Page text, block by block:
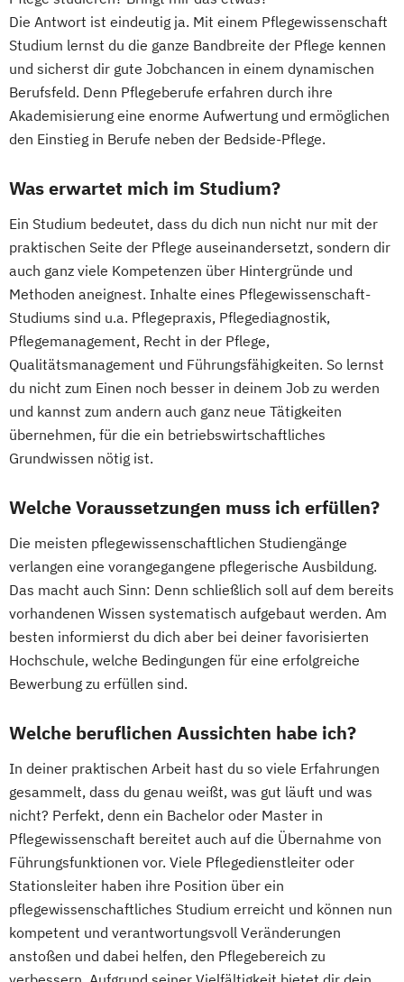
Die Antwort ist eindeutig ja. Mit einem Pflegewissenschaft
Studium lernst du die ganze Bandbreite der Pflege kennen
und sicherst dir gute Jobchancen in einem dynamischen
Berufsfeld. Denn Pflegeberufe erfahren durch ihre
Akademisierung eine enorme Aufwertung und ermöglichen
den Einstieg in Berufe neben der Bedside-Pflege.
Was erwartet mich im Studium?
Ein Studium bedeutet, dass du dich nun nicht nur mit der
praktischen Seite der Pflege auseinandersetzt, sondern dir
auch ganz viele Kompetenzen über Hintergründe und
Methoden aneignest. Inhalte eines Pflegewissenschaft-
Studiums sind u.a. Pflegepraxis, Pflegediagnostik,
Pflegemanagement, Recht in der Pflege,
Qualitätsmanagement und Führungsfähigkeiten. So lernst
du nicht zum Einen noch besser in deinem Job zu werden
und kannst zum andern auch ganz neue Tätigkeiten
übernehmen, für die ein betriebswirtschaftliches
Grundwissen nötig ist.
Welche Voraussetzungen muss ich erfüllen?
Die meisten pflegewissenschaftlichen Studiengänge
verlangen eine vorangegangene pflegerische Ausbildung.
Das macht auch Sinn: Denn schließlich soll auf dem bereits
vorhandenen Wissen systematisch aufgebaut werden. Am
besten informierst du dich aber bei deiner favorisierten
Hochschule, welche Bedingungen für eine erfolgreiche
Bewerbung zu erfüllen sind.
Welche beruflichen Aussichten habe ich?
In deiner praktischen Arbeit hast du so viele Erfahrungen
gesammelt, dass du genau weißt, was gut läuft und was
nicht? Perfekt, denn ein Bachelor oder Master in
Pflegewissenschaft bereitet auch auf die Übernahme von
Führungsfunktionen vor. Viele Pflegedienstleiter oder
Stationsleiter haben ihre Position über ein
pflegewissenschaftliches Studium erreicht und können nun
kompetent und verantwortungsvoll Veränderungen
anstoßen und dabei helfen, den Pflegebereich zu